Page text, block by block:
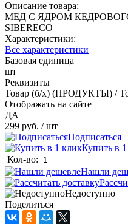
Описание товара:
МЕД С ЯДРОМ
SIBERECO
Характеристики:
Все характеристики
Базовая единица
шт
Реквизиты
Товар (б/х) (ПРОДУКТЫ) /
Отображать на сайте
ДА
299 руб. / шт
Подписаться
Купить в
Кол-во:
Нашли
Недоступно
Поделиться